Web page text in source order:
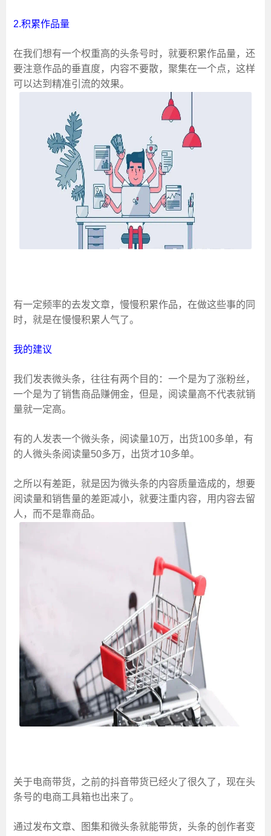
2.积累作品量
在我们想有一个权重高的头条号时，就要积累作品量，还
要注意作品的垂直度，内容不要散，聚集在一个点，这样
可以达到精准引流的效果。
有一定频率的去发文章，慢慢积累作品，在做这些事的同
时，就是在慢慢积累人气了。
我的建议
我们发表微头条，往往有两个目的：一个是为了涨粉丝，
一个是为了销售商品赚佣金，但是，阅读量高不代表就销
量就一定高。
有的人发表一个微头条，阅读量10万，出货100多单，有
的人微头条阅读量50多万，出货才10多单。
之所以有差距，就是因为微头条的内容质量造成的，想要
阅读量和销售量的差距减小，就要注重内容，用内容去留
人，而不是靠商品。
关于电商带货，之前的抖音带货已经火了很久了，现在头
条号的电商工具箱也出来了。
通过发布文章、图集和微头条就能带货，头条的创作者变